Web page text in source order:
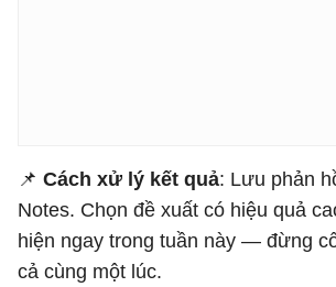
📌 Cách xử lý kết quả: Lưu phản
Notes. Chọn đề xuất có hiệu quả
hiện ngay trong tuần này — đừng
cả cùng một lúc.